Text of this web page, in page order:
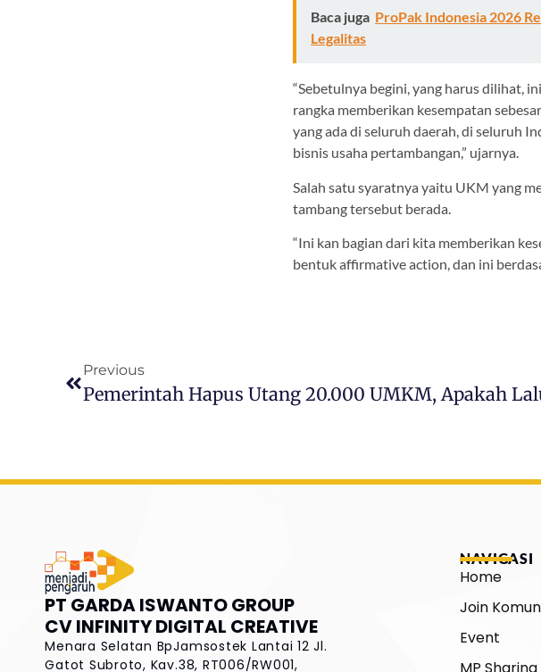
Baca juga ProPak Indonesia 2026
Legalitas
“Sebetulnya begini, yang harus dilihat,
rangka memberikan kesempatan
yang ada di seluruh daerah, di seluruh
bisnis usaha pertambangan,” ujarnya.
Salah satu syaratnya yaitu UKM yang
tambang tersebut berada.
“Ini kan bagian dari kita memberikan
bentuk affirmative action, dan ini
Previous
PT GARDA ISWANTO GROUP
CV INFINITY DIGITAL CREATIVE
Menara Selatan BpJamsostek Lantai 12Jl.
Gatot Subroto, Kav.38, RT006/RW001,
NAVIGASI
Home
Join
Event
MP Sharing